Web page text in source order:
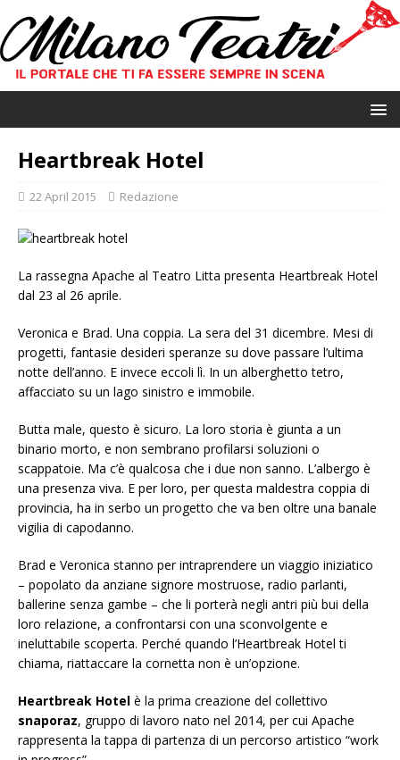
Heartbreak Hotel
22 April 2015 Redazione
La rassegna Apache al Teatro Litta presenta Heartbreak Hotel
dal 23 al 26 aprile.
Veronica e Brad. Una coppia. La sera del 31 dicembre. Mesi di
progetti, fantasie desideri speranze su dove passare l’ultima
notte dell’anno. E invece eccoli lì. In un alberghetto tetro,
affacciato su un lago sinistro e immobile.
Butta male, questo è sicuro. La loro storia è giunta a un
binario morto, e non sembrano profilarsi soluzioni o
scappatoie. Ma c’è qualcosa che i due non sanno. L’albergo è
una presenza viva. E per loro, per questa maldestra coppia di
provincia, ha in serbo un progetto che va ben oltre una banale
vigilia di capodanno.
Brad e Veronica stanno per intraprendere un viaggio iniziatico
– popolato da anziane signore mostruose, radio parlanti,
ballerine senza gambe – che li porterà negli antri più bui della
loro relazione, a confrontarsi con una sconvolgente e
ineluttabile scoperta. Perché quando l’Heartbreak Hotel ti
chiama, riattaccare la cornetta non è un’opzione.
Heartbreak Hotel è la prima creazione del collettivo
snaporaz, gruppo di lavoro nato nel 2014, per cui Apache
rappresenta la tappa di partenza di un percorso artistico “work